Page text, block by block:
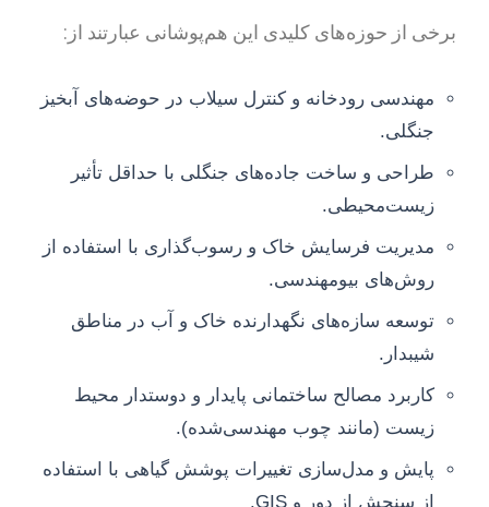
برخی از حوزه‌های کلیدی این هم‌پوشانی عبارتند از:
مهندسی رودخانه و کنترل سیلاب در حوضه‌های آبخیز
جنگلی.
طراحی و ساخت جاده‌های جنگلی با حداقل تأثیر
زیست‌محیطی.
مدیریت فرسایش خاک و رسوب‌گذاری با استفاده از
روش‌های بیومهندسی.
توسعه سازه‌های نگهدارنده خاک و آب در مناطق
شیبدار.
کاربرد مصالح ساختمانی پایدار و دوستدار محیط
زیست (مانند چوب مهندسی‌شده).
پایش و مدل‌سازی تغییرات پوشش گیاهی با استفاده
از سنجش از دور و GIS.